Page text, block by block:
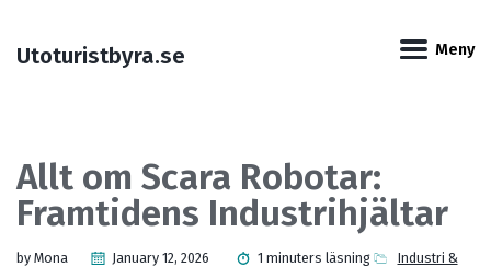
länkar
primär
innehåll
sidfot
Meny
Kategorier
Utoturistbyra.se
Allt om Scara Robotar:
Framtidens Industrihjältar
by Mona January 12, 2026 1 minuters läsning
Industri &